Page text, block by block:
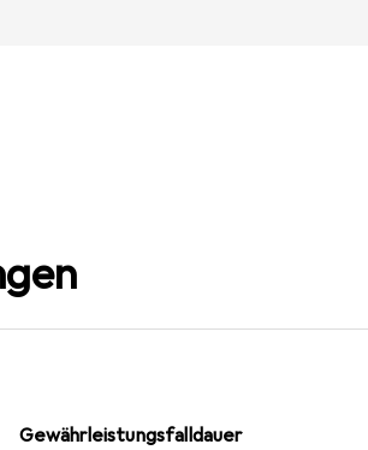
Gewährleistungsfalldauer